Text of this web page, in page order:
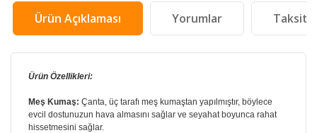
Ürün Açıklaması Yorumlar Taksit
Ürün Özellikleri:
Meş Kumaş: Çanta, üç tarafı meş kumaştan yapılmıştır, böylece
evcil dostunuzun hava almasını sağlar ve seyahat boyunca rahat
hissetmesini sağlar.